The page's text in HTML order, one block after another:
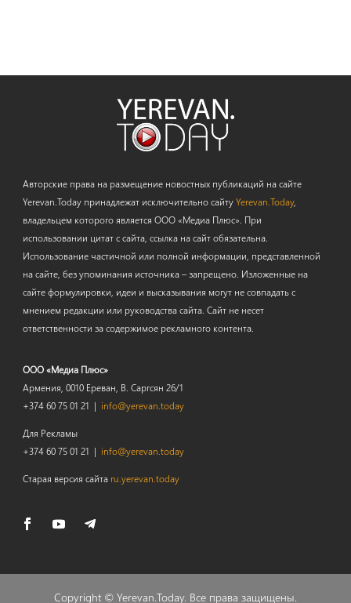
Авторские права на размещение новостных публикаций на сайте
Yerevan.Today принадлежат исключительно сайтуYerevan.Today,
владельцем которого является ООО «Медиа Плюс». При
использовании цитат с сайта, ссылка на сайт обязательна.
Использование частичной или полной информации, представленной
на сайте, без упоминания источника – запрещено. Изложенные на
сайте формулировки, идеи и высказывания могут не совпадать с
мнением редакции или руководства сайта. Сайт не несет
ответственности за содержимое рекламного контента.
ООО «Медиа Плюс»
Армения, 0010 Ереван, В. Саргсян 26/1
+374 60 75 01 21 | info@yerevan.today
Для Рекламы
+374 60 75 01 21 | info@yerevan.today
Старая версия сайта ru.yerevan.today
Copyright © Yerevan.Today. Все права защищены.